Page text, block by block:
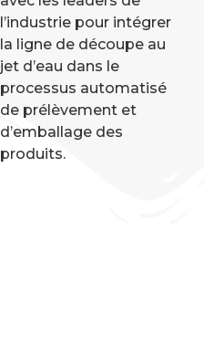
l’industrie pour intégrer
la ligne de découpe au
jet d’eau dans le
processus automatisé
de prélèvement et
d’emballage des
produits.